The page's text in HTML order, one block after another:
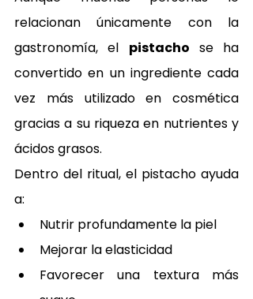
relacionan únicamente con la
gastronomía, el pistacho se ha
convertido en un ingrediente cada
vez más utilizado en cosmética
gracias a su riqueza en nutrientes y
ácidos grasos.
Dentro del ritual, el pistacho ayuda
a:
Nutrir profundamente la piel
Mejorar la elasticidad
Favorecer una textura más